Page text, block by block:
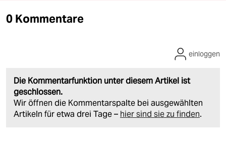
0 Kommentare
Die Kommentarfunktion unter diesem Artikel ist
geschlossen.
Wir öffnen die Kommentarspalte bei ausgewählten
Artikeln für etwa drei Tage – hier sind sie zu finden.
einloggen